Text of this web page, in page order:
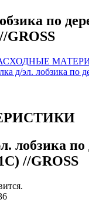
по
GROSS
д/эл. лобзика по
лобзика по
//GROSS